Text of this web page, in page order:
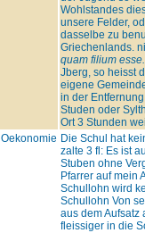
Wohlstandes
unsere Felder,
dasselbe zu
Griechenlands.
quam filium esse.
Jberg, so heisst
eigene
in der
Studen oder
Ort 3 Stunden
Oekonomie Die Schul hat
zalte 3 fl: Es ist
Stuben ohne
Pfarrer auf mein
Schullohn wird
Schullohn Von
aus dem
fleissiger in die